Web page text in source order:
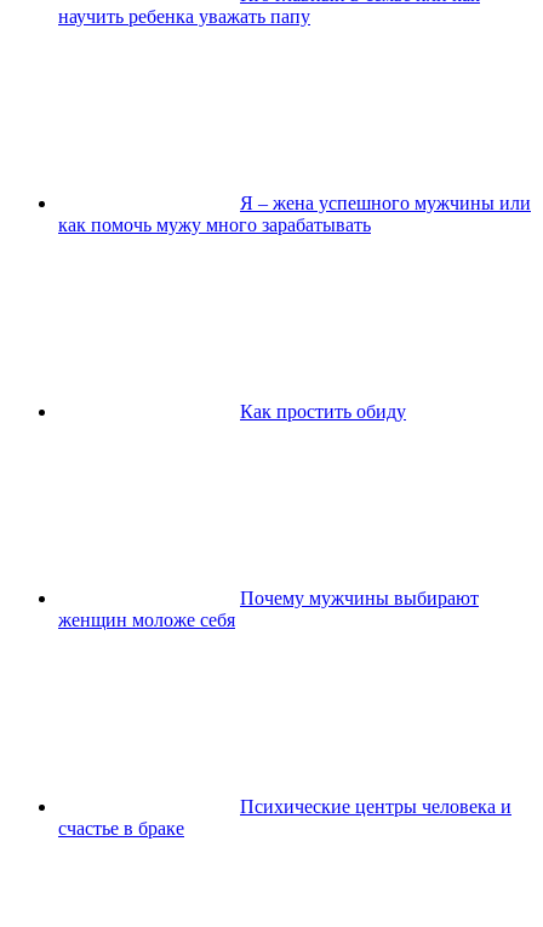
научить ребенка уважать папу
Я – жена успешного мужчины или
как помочь мужу много зарабатывать
Как простить обиду
Почему мужчины выбирают
женщин моложе себя
Психические центры человека и
счастье в браке